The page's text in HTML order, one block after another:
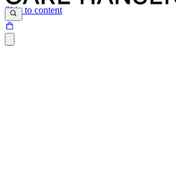
Skip to content